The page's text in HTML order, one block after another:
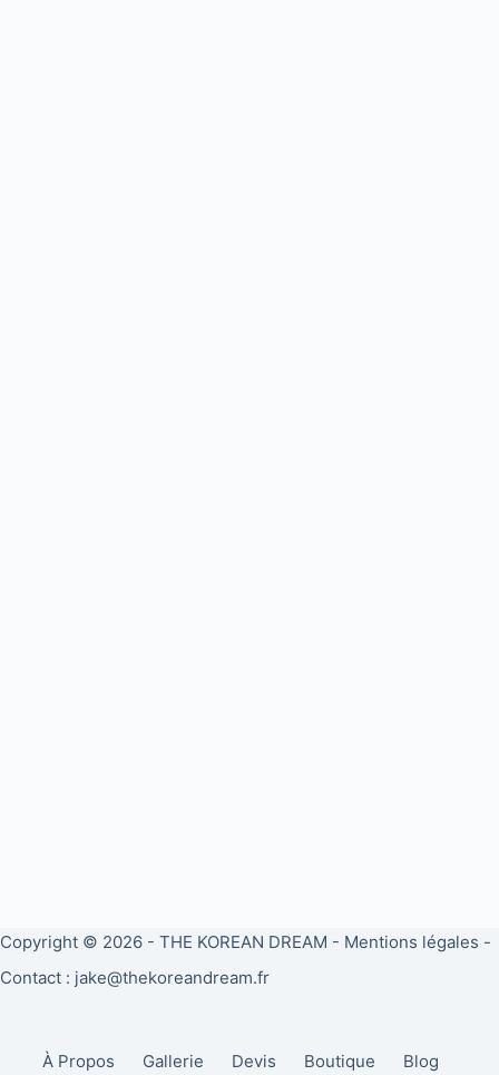
Copyright © 2026 - THE KOREAN DREAM - Mentions légales -
Contact : jake@thekoreandream.fr
À Propos Gallerie Devis Boutique Blog